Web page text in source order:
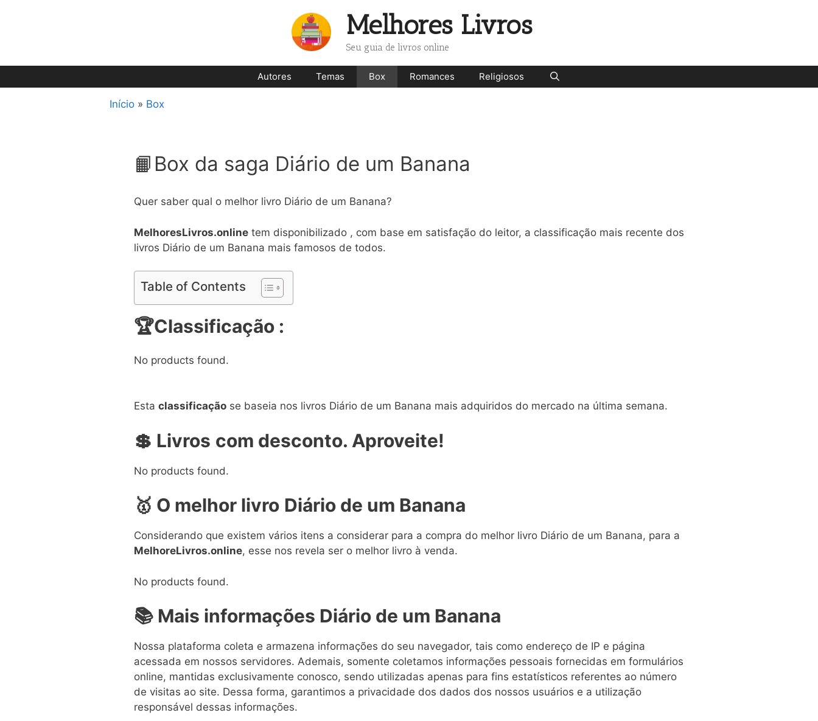
Melhores Livros
Seu guia de livros online
Autores Temas Box Romances Religiosos
Início» Box
📙Box da saga Diário de um Banana
Quer saber qual o melhor livro Diário de um Banana?
MelhoresLivros.onlinetem disponibilizado , com base em satisfação do leitor, a classificação mais recente dos
livros Diário de um Banana mais famosos de todos.
Table of Contents
🏆Classificação :
No products found.
Esta classificaçãose baseia nos livros Diário de um Banana mais adquiridos do mercado na última semana.
💲 Livros com desconto. Aproveite!
No products found.
🥇 O melhor livro Diário de um Banana
Considerando que existem vários itens a considerar para a compra do melhor livro Diário de um Banana, para a
MelhoreLivros.online, esse nos revela ser o melhor livro à venda.
No products found.
📚 Mais informações Diário de um Banana
Nossa plataforma coleta e armazena informações do seu navegador, tais como endereço de IP e página
acessada em nossos servidores. Ademais, somente coletamos informações pessoais fornecidas em formulários
online, mantidas exclusivamente conosco, sendo utilizadas apenas para fins estatísticos referentes ao número
de visitas ao site. Dessa forma, garantimos a privacidade dos dados dos nossos usuários e a utilização
responsável dessas informações.